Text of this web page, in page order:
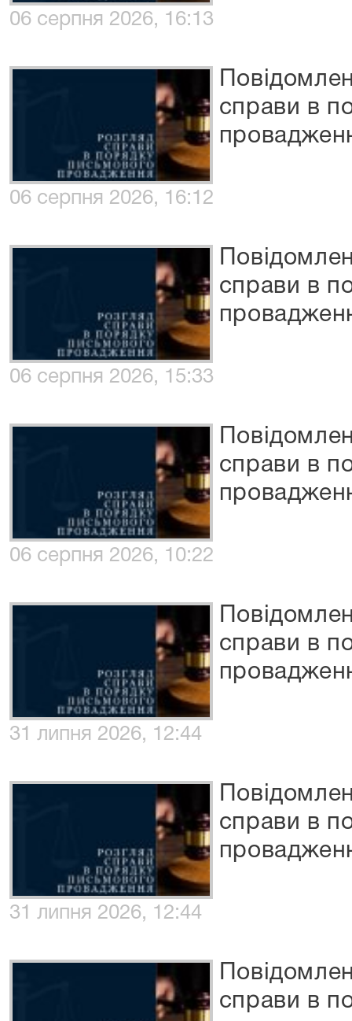
06 серпня 2026, 16:13
справи в
06 серпня 2026, 16:12
справи в
06 серпня 2026, 15:33
справи в
06 серпня 2026, 10:22
справи в
31 липня 2026, 12:44
справи в
31 липня 2026, 12:44
справи в